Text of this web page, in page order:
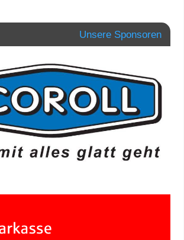
Unsere Sponsoren